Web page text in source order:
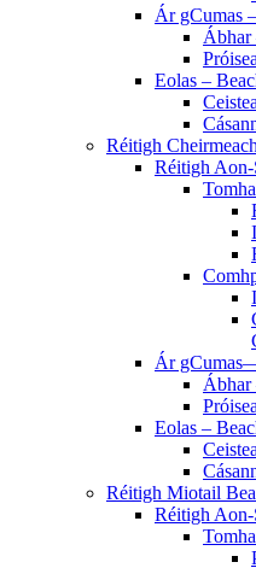
Ár gCumas
Ábhar
Eolas –
Réitigh
Réitigh Aon-
Ár
Ábhar
Eolas –
Réitigh Miotail
Réitigh